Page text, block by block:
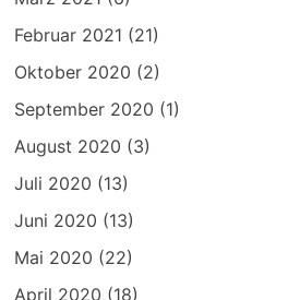
Februar 2021 (21)
Oktober 2020 (2)
September 2020 (1)
August 2020 (3)
Juli 2020 (13)
Juni 2020 (13)
Mai 2020 (22)
April 2020 (18)